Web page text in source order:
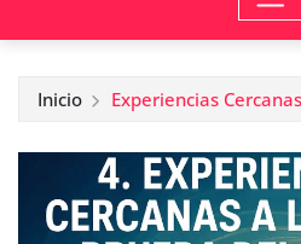
Inicio Experiencias